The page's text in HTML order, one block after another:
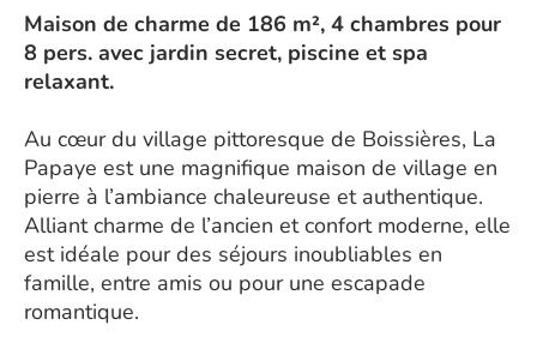
Maison de charme de 186 m², 4 chambres pour
8 pers. avec jardin secret, piscine et spa
relaxant.
Au cœur du village pittoresque de Boissières, La
Papaye est une magnifique maison de village en
pierre à l’ambiance chaleureuse et authentique.
Alliant charme de l’ancien et confort moderne, elle
est idéale pour des séjours inoubliables en
famille, entre amis ou pour une escapade
romantique.